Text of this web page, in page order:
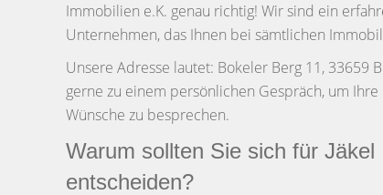
Immobilien e.K. genau richtig! Wir sind ein
Unternehmen, das Ihnen bei sämtlichen
Unsere Adresse lautet: Bokeler Berg 11, 33659
gerne zu einem persönlichen Gespräch, um
Wünsche zu besprechen.
Warum sollten Sie sich für Jäkel
entscheiden?